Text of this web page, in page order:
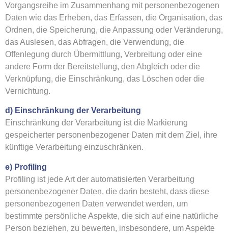
Vorgangsreihe im Zusammenhang mit personenbezogenen
Daten wie das Erheben, das Erfassen, die Organisation, das
Ordnen, die Speicherung, die Anpassung oder Veränderung,
das Auslesen, das Abfragen, die Verwendung, die
Offenlegung durch Übermittlung, Verbreitung oder eine
andere Form der Bereitstellung, den Abgleich oder die
Verknüpfung, die Einschränkung, das Löschen oder die
Vernichtung.
d) Einschränkung der Verarbeitung
Einschränkung der Verarbeitung ist die Markierung
gespeicherter personenbezogener Daten mit dem Ziel, ihre
künftige Verarbeitung einzuschränken.
e) Profiling
Profiling ist jede Art der automatisierten Verarbeitung
personenbezogener Daten, die darin besteht, dass diese
personenbezogenen Daten verwendet werden, um
bestimmte persönliche Aspekte, die sich auf eine natürliche
Person beziehen, zu bewerten, insbesondere, um Aspekte